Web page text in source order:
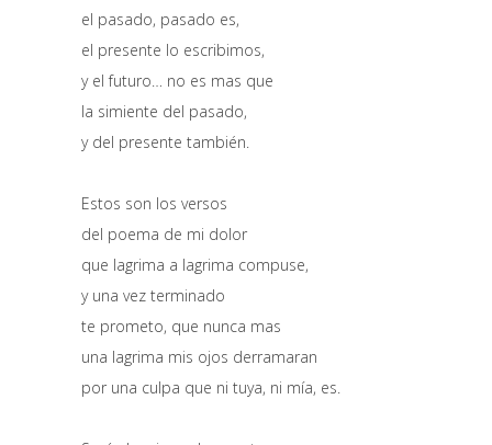
el pasado, pasado es,
el presente lo escribimos,
y el futuro… no es mas que
la simiente del pasado,
y del presente también.
Estos son los versos
del poema de mi dolor
que lagrima a lagrima compuse,
y una vez terminado
te prometo, que nunca mas
una lagrima mis ojos derramaran
por una culpa que ni tuya, ni mía, es.